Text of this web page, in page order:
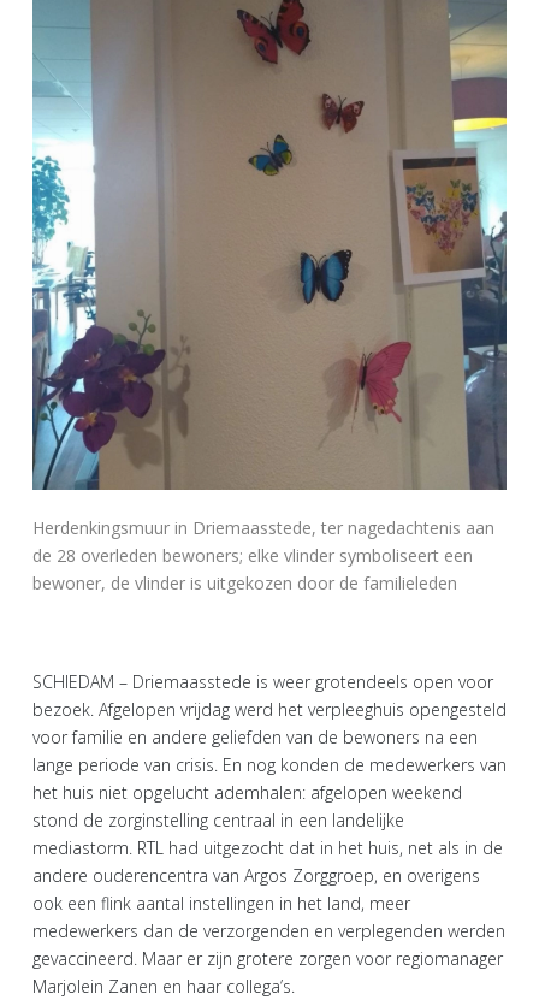
Herdenkingsmuur in Driemaasstede, ter nagedachtenis aan
de 28 overleden bewoners; elke vlinder symboliseert een
bewoner, de vlinder is uitgekozen door de familieleden
SCHIEDAM – Driemaasstede is weer grotendeels open voor
bezoek. Afgelopen vrijdag werd het verpleeghuis opengesteld
voor familie en andere geliefden van de bewoners na een
lange periode van crisis. En nog konden de medewerkers van
het huis niet opgelucht ademhalen: afgelopen weekend
stond de zorginstelling centraal in een landelijke
mediastorm. RTL had uitgezocht dat in het huis, net als in de
andere ouderencentra van Argos Zorggroep, en overigens
ook een flink aantal instellingen in het land, meer
medewerkers dan de verzorgenden en verplegenden werden
gevaccineerd. Maar er zijn grotere zorgen voor regiomanager
Marjolein Zanen en haar collega’s.